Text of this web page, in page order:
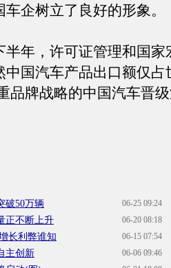
企树立了良好的形象。
年，许可证管理和国家
中国汽车产品出口额仅占
品牌战略的中国汽车晋
06-25 09:24
破50万辆
06-20 08:18
正不断上升
06-15 07:54
长利弊谁知
06-06 09:46
主创新